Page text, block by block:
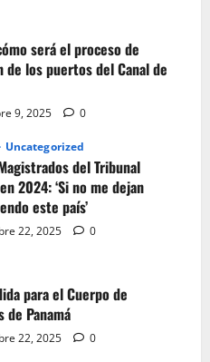
será el proceso de
de los puertos del Canal de
9, 2025 0
Uncategorized
del Tribunal
2024: ‘Si no me dejan
este país’
22, 2025 0
para el Cuerpo de
de Panamá
22, 2025 0